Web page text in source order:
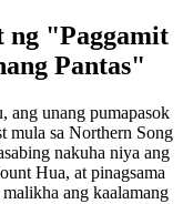
ng "Paggamit
Pantas"
ang unang pumapasok
mula sa Northern Song
nakuha niya ang
Hua, at pinagsama
ang kaalamang